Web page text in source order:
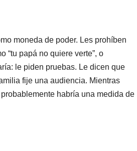
moneda de poder. Les prohíben
“tu papá no quiere verte”, o
le piden pruebas. Le dicen que
fije una audiencia. Mientras
habría una medida de